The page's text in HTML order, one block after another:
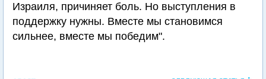
Израиля, причиняет боль. Но выступления в
поддержку нужны. Вместе мы становимся
сильнее, вместе мы победим".